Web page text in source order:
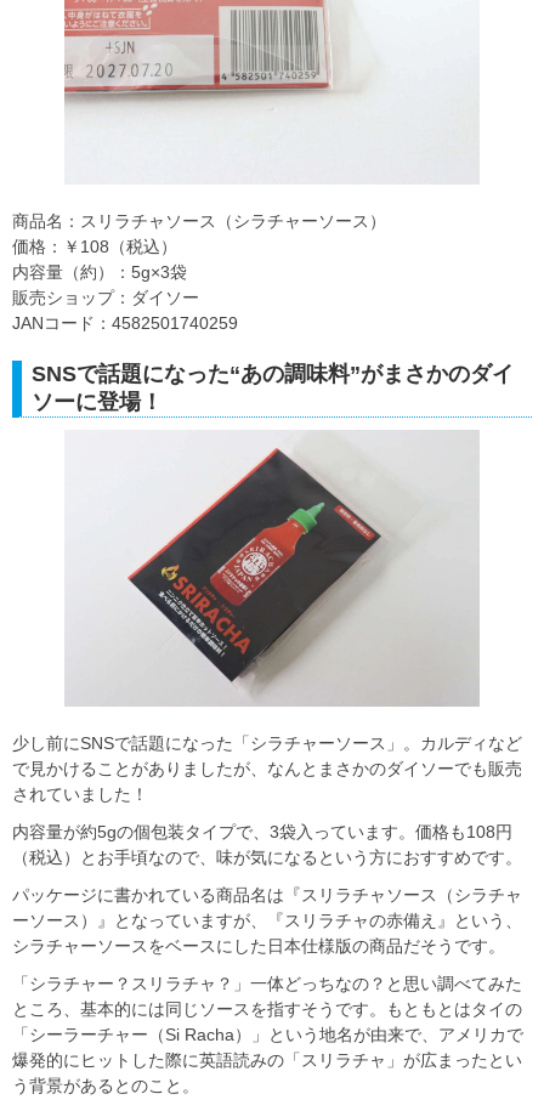
商品名：スリラチャソース（シラチャーソース）
価格：￥108（税込）
内容量（約）：5g×3袋
販売ショップ：ダイソー
JANコード：4582501740259
SNSで話題になった“あの調味料”がまさかのダイ
ソーに登場！
少し前にSNSで話題になった「シラチャーソース」。カルディなど
で見かけることがありましたが、なんとまさかのダイソーでも販売
されていました！
内容量が約5gの個包装タイプで、3袋入っています。価格も108円
（税込）とお手頃なので、味が気になるという方におすすめです。
パッケージに書かれている商品名は『スリラチャソース（シラチャ
ーソース）』となっていますが、『スリラチャの赤備え』という、
シラチャーソースをベースにした日本仕様版の商品だそうです。
「シラチャー？スリラチャ？」一体どっちなの？と思い調べてみた
ところ、基本的には同じソースを指すそうです。もともとはタイの
「シーラーチャー（Si Racha）」という地名が由来で、アメリカで
爆発的にヒットした際に英語読みの「スリラチャ」が広まったとい
う背景があるとのこと。